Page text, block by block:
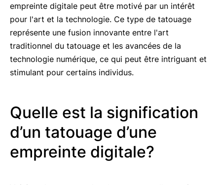
empreinte digitale peut être motivé par un intérêt
pour l'art et la technologie. Ce type de tatouage
représente une fusion innovante entre l'art
traditionnel du tatouage et les avancées de la
technologie numérique, ce qui peut être intriguant et
stimulant pour certains individus.
Quelle est la signification
d’un tatouage d’une
empreinte digitale?